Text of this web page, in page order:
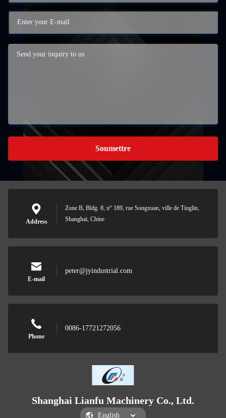
Soumettre
Address
Zone B, Bldg. 8, n° 189, rue Songxuan, ville de Tinglin,
Shanghai, Chine
E-mail
peter@jyindustrial.com
Phone
0086-17721272056
Shanghai Lianfu Machinery Co., Ltd.